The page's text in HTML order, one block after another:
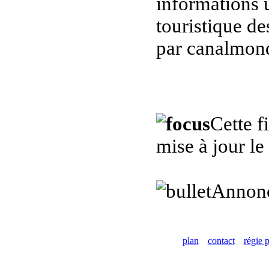
touristique
par
Cette
mise à jour
plan contact régie